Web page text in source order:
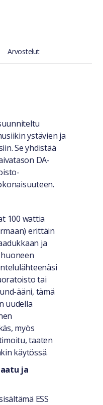
Arvostelut
ystävien ja
Se yhdistää
DA-
100 wattia
erittäin
ja
tai
ääni, tämä
uudella
myös
taaten
käytössä.
ja
ESS